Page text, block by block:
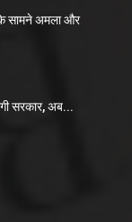
सामने अमला और
सरकार, अब...